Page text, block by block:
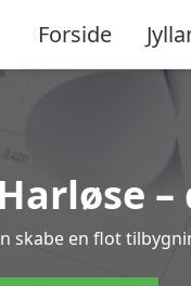
Forside
en flot